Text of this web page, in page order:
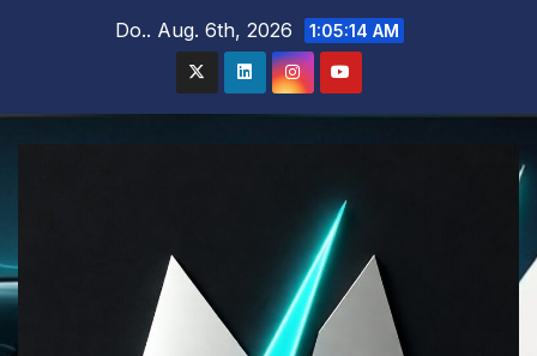
Do.. Aug. 6th, 2026 1:05:15 AM